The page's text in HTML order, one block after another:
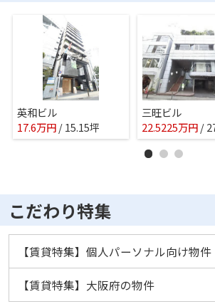
英和ビル
17.6万円/ 15.15坪
三旺ビル
22.5225万円/
こだわり特集
【賃貸特集】個人パーソナル向け物件
【賃貸特集】大阪府の物件